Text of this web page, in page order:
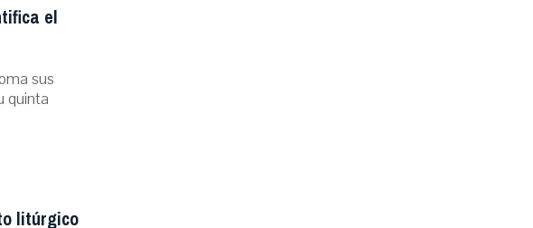
el
sus
quinta
litúrgico